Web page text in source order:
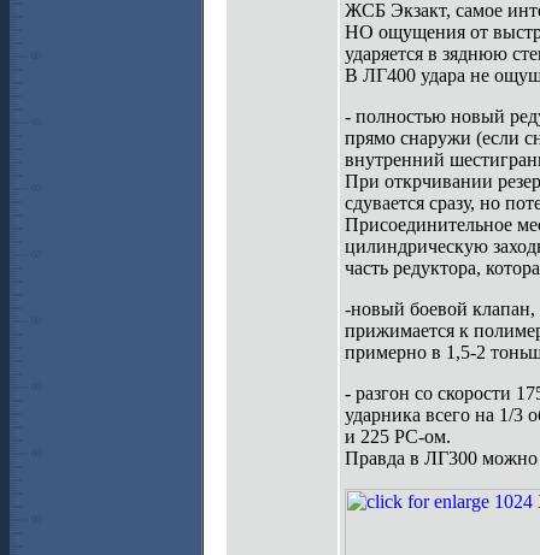
ЖСБ Экзакт, самое
НО ощущения от
ударяется в зяднюю
В ЛГ400 удара не
- полностью новый
прямо снаружи (если
внутренний
При открчивании
сдувается сразу, но
Присоединительное
цилиндрическую
часть редуктора,
-новый боевой клапан,
прижимается к
примерно в 1,5-2
- разгон со скорости
ударника всего на 1/3
и 225 РС-ом.
Правда в ЛГ300 можно